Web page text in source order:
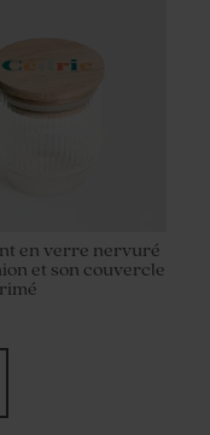
en verre nervuré
et son couvercle